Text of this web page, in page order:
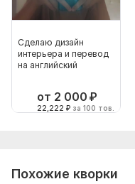
Сделаю дизайн
интерьера и перевод
на английский
от 2 000 ₽
22,222 ₽ за 100 тов.
Похожие кворки